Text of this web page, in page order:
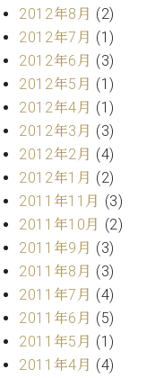
2012年8月 (2)
2012年7月 (1)
2012年6月 (3)
2012年5月 (1)
2012年4月 (1)
2012年3月 (3)
2012年2月 (4)
2012年1月 (2)
2011年11月 (3)
2011年10月 (2)
2011年9月 (3)
2011年8月 (3)
2011年7月 (4)
2011年6月 (5)
2011年5月 (1)
2011年4月 (4)